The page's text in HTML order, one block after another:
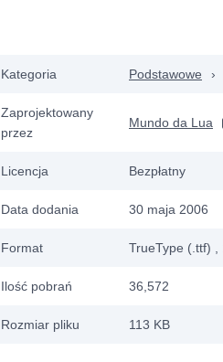
Kategoria Podstawowe ›
Zaprojektowany
przez
Mundo da Lua
Licencja Bezpłatny
Data dodania 30 maja 2006
Format TrueType (.ttf)
Ilość pobrań 36,572
Rozmiar pliku 113 KB